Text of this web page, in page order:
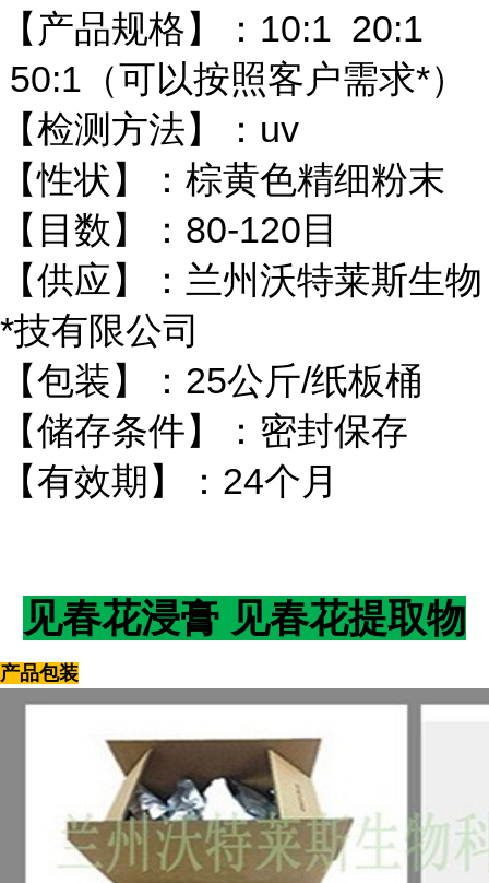
【产品规格】：10:1 20:1
50:1（可以按照客户需求*）
【检测方法】：uv
【性状】：棕黄色精细粉末
【目数】：80-120目
【供应】：兰州沃特莱斯生物
*技有限公司
【包装】：25公斤/纸板桶
【储存条件】：密封保存
【有效期】：24个月
见春花浸膏 见春花提取物
产品包装